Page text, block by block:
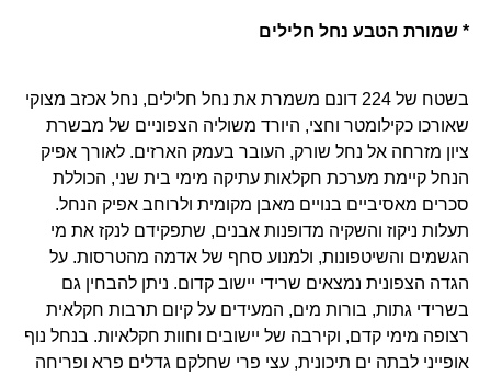
* שמורת הטבע נחל חלילים
בשטח של 224 דונם משמרת את נחל חלילים, נחל אכזב מצוקי
שאורכו כקילומטר וחצי, היורד משוליה הצפוניים של מבשרת
ציון מזרחה אל נחל שורק, העובר בעמק הארזים. לאורך אפיק
הנחל קיימת מערכת חקלאות עתיקה מימי בית שני, הכוללת
סכרים מאסיביים בנויים מאבן מקומית ולרוחב אפיק הנחל.
תעלות ניקוז והשקיה מדופנות אבנים, שתפקידם לנקז את מי
הגשמים והשיטפונות, ולמנוע סחף של אדמה מהטרסות. על
הגדה הצפונית נמצאים שרידי יישוב קדום. ניתן להבחין גם
בשרידי גתות, בורות מים, המעידים על קיום תרבות חקלאית
רצופה מימי קדם, וקירבה של יישובים וחוות חקלאיות. בנחל נוף
אופייני לבתה ים תיכונית, עצי פרי שחלקם גדלים פרא ופריחה